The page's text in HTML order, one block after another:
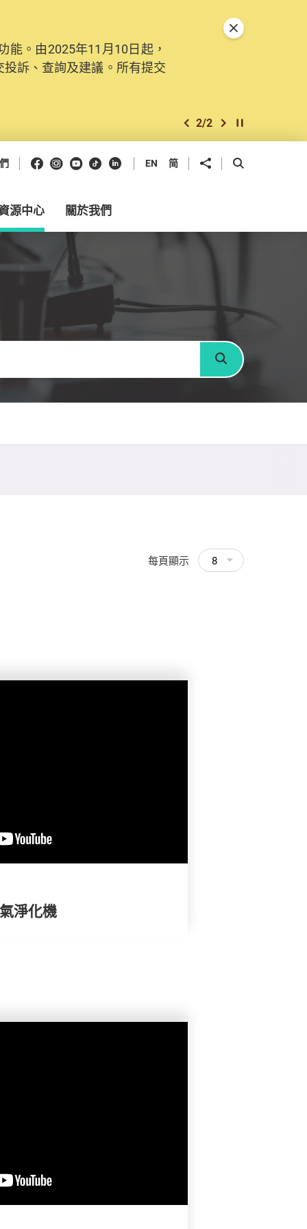
。由2025年11月10日起，
訴、查詢及建議。所有提交
上一個
2/2 下一個開始/暫停幻燈
關閉特別通告
Facebook
Instagram
Youtube
抖音領英 EN 简 分享到 開啟搜尋框
源中心 關於我們
搜尋
每頁顯示 8
淨化機